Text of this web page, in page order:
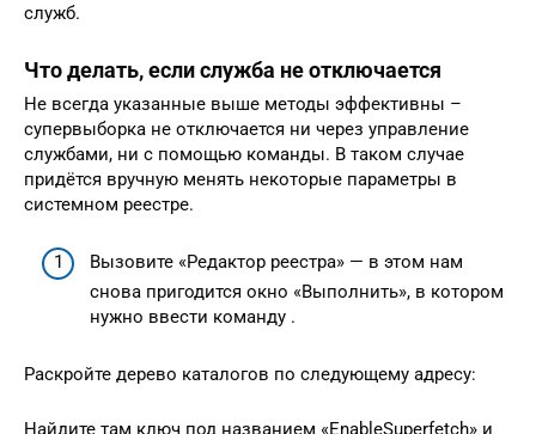
служб.
Что делать, если служба не отключается
Не всегда указанные выше методы эффективны –
супервыборка не отключается ни через управление
службами, ни с помощью команды. В таком случае
придётся вручную менять некоторые параметры в
системном реестре.
Вызовите «Редактор реестра» — в этом нам
снова пригодится окно «Выполнить», в котором
нужно ввести команду .
Раскройте дерево каталогов по следующему адресу:
Найдите там ключ под названием «EnableSuperfetch» и